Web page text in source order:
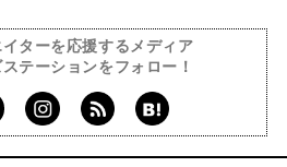
ターを応援するメディア
テーションをフォロー！